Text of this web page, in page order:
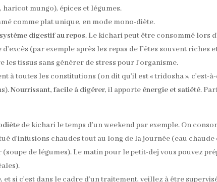
mungo), épices et légumes.
comme plat unique, en mode mono-diète.
système digestif au repos. Le kichari peut être consommé lors
(par exemple après les repas de Fêtes souvent riches
les tissus sans générer de stress pour l’organisme.
à toutes les constitutions (on dit qu’il est « tridosha », c’est-
Nourrissant, facile à digérer, il apporte énergie et satiété.
de kichari le temps d’un weekend par exemple. On
d’infusions chaudes tout au long de la journée (eau
(soupe de légumes). Le matin pour le petit-dej vous pouvez
et si c’est dans le cadre d’un traitement, veillez à être